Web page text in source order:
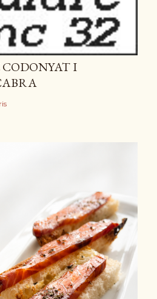
CODONYAT I